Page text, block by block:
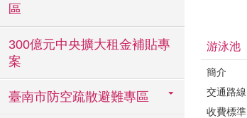
區
300億元中央擴大租金補貼專
案
臺南市防空疏散避難專區
游泳池
簡介
交通路線
收費標準